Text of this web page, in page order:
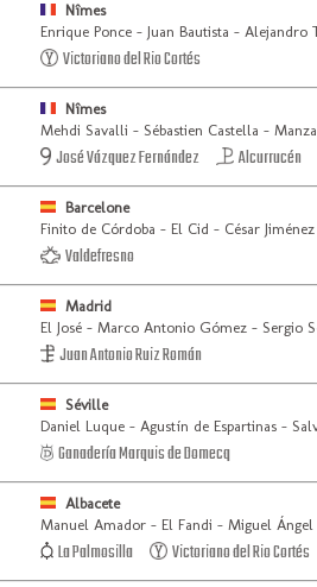
Nîmes
Enrique Ponce - Juan Bautista - Alejandro
Victoriano del Rio Cortés
Nîmes
Mehdi Savalli - Sébastien Castella -
José Vázquez Fernández Alcurrucén
Barcelone
Finito de Córdoba - El Cid - César Jiménez
Valdefresno
Madrid
El José - Marco Antonio Gómez - Sergio
Juan Antonio Ruiz Román
Séville
Daniel Luque - Agustín de Espartinas -
Ganadería Marquis de Domecq
Albacete
Manuel Amador - El Fandi - Miguel Ángel
La Palmosilla Victoriano del Rio Cortés